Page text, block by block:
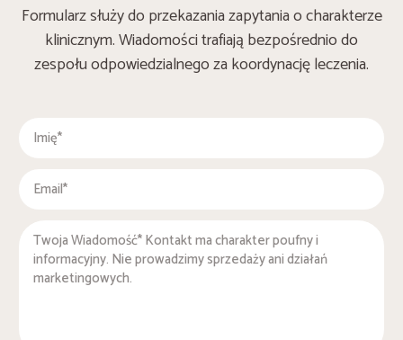
Formularz służy do przekazania zapytania o charakterze
klinicznym. Wiadomości trafiają bezpośrednio do
zespołu odpowiedzialnego za koordynację leczenia.